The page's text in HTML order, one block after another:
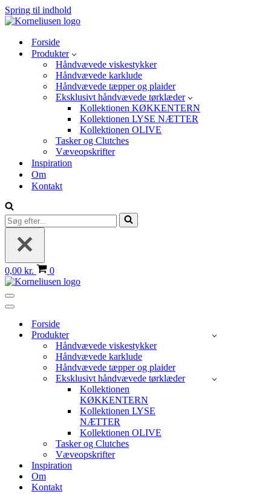
Spring til indhold
Forside
Produkter
Håndvævede viskestykker
Håndvævede karklude
Håndvævede tæpper og plaider
Eksklusivt håndvævede tørklæder
Kollektionen KØKKENTERN
Kollektionen LYSE NÆTTER
Kollektionen OLIVE
Tasker og Clutches
Væveopskrifter
Inspiration
Om
Kontakt
Søg
efter...
0,00 kr. Indkøbskurv
0
Navigation
menu
Navigation
Forside
Produkter
Håndvævede viskestykker
Håndvævede karklude
Håndvævede tæpper og plaider
Eksklusivt håndvævede tørklæder
Kollektionen
KØKKENTERN
Kollektionen LYSE
NÆTTER
Kollektionen OLIVE
Tasker og Clutches
Væveopskrifter
Inspiration
Om
Kontakt